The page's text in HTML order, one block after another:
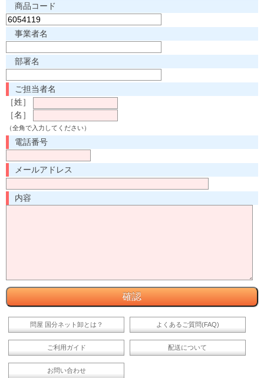
商品コード
事業者名
部署名
ご担当者名
［姓］
［名］
（全角で入力してください）
電話番号
メールアドレス
内容
問屋 国分ネット卸とは？ よくあるご質問(FAQ)
ご利用ガイド 配送について
お問い合わせ